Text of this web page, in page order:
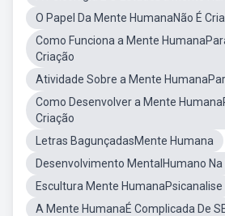
O Papel Da Mente HumanaNão É
Como Funciona a Mente
Criação
Atividade Sobre a Mente
Como Desenvolver a Mente
Criação
Letras BagunçadasMente Humana
Desenvolvimento MentalHumano Na
Escultura Mente HumanaPsicanalise
A Mente HumanaÉ Complicada De